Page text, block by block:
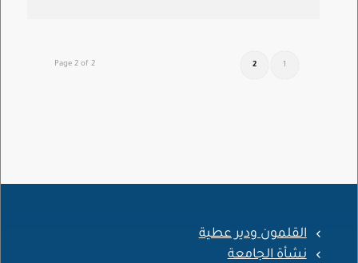
Page 2 of 2 1
2
القلمون ودير عطية
نشأة الجامعة